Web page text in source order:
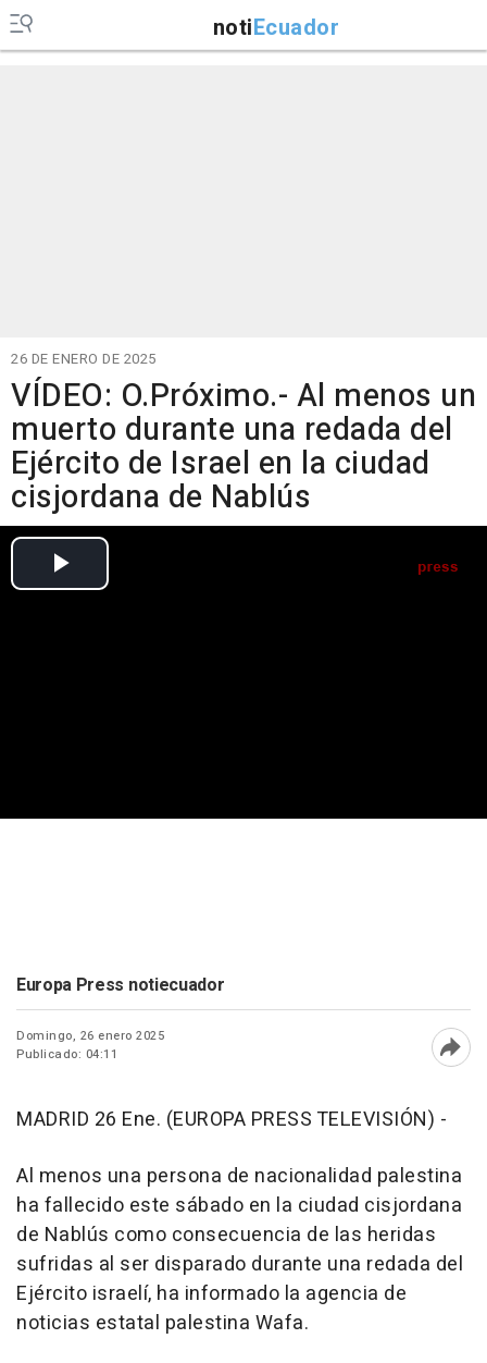
notiEcuador
26 DE ENERO DE 2025
VÍDEO: O.Próximo.- Al menos un
muerto durante una redada del
Ejército de Israel en la ciudad
cisjordana de Nablús
Europa Press notiecuador
Domingo, 26 enero 2025
Publicado: 04:11
MADRID 26 Ene. (EUROPA PRESS TELEVISIÓN) -
Al menos una persona de nacionalidad palestina
ha fallecido este sábado en la ciudad cisjordana
de Nablús como consecuencia de las heridas
sufridas al ser disparado durante una redada del
Ejército israelí, ha informado la agencia de
noticias estatal palestina Wafa.